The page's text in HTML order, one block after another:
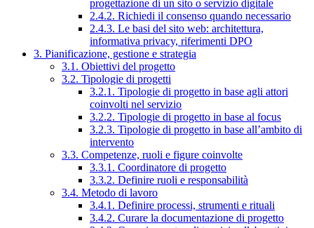
progettazione di un sito o servizio digitale
2.4.2. Richiedi il consenso quando necessario
2.4.3. Le basi del sito web: architettura,
informativa privacy, riferimenti DPO
3. Pianificazione, gestione e strategia
3.1. Obiettivi del progetto
3.2. Tipologie di progetti
3.2.1. Tipologie di progetto in base agli attori
coinvolti nel servizio
3.2.2. Tipologie di progetto in base al focus
3.2.3. Tipologie di progetto in base all’ambito di
intervento
3.3. Competenze, ruoli e figure coinvolte
3.3.1. Coordinatore di progetto
3.3.2. Definire ruoli e responsabilità
3.4. Metodo di lavoro
3.4.1. Definire processi, strumenti e rituali
3.4.2. Curare la documentazione di progetto